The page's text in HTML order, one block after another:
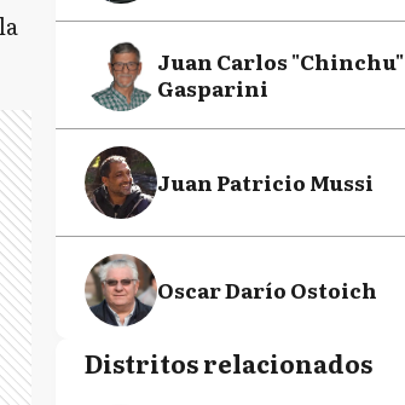
Juan Carlos "Chinchu"
Gasparini
Juan Patricio Mussi
Oscar Darío Ostoich
Distritos relacionados